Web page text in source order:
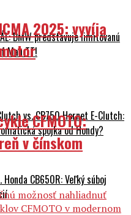
BMW predstavuje limitovanú
Man TT!
vs. CB750 Hornet E-Clutch:
spojka od Hondy?
CB650R: Veľký súboj
2025: vyvíja
CFMOTO:
v čínskom
možnosť nahliadnuť
CFMOTO v modernom